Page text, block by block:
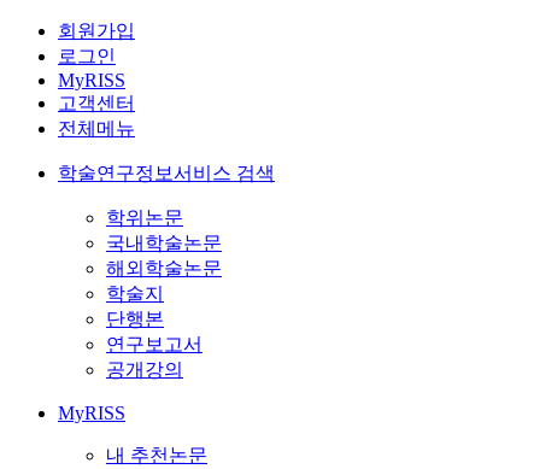
회원가입
로그인
MyRISS
고객센터
전체메뉴
학술연구정보서비스 검색
학위논문
국내학술논문
해외학술논문
학술지
단행본
연구보고서
공개강의
MyRISS
내 추천논문